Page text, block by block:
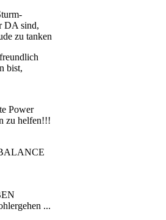
sind,
zu tanken
bist,
Power
...